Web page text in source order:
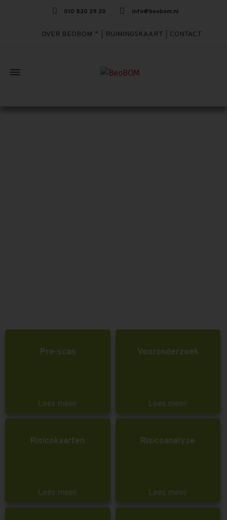
010 820 29 20 info@beobom.nl
OVER BEOBOM RUIMINGSKAART CONTACT
Pre-scan
Lees meer
Vooronderzoek
Lees meer
Risicokaarten
Lees meer
Risicoanalyse
Lees meer